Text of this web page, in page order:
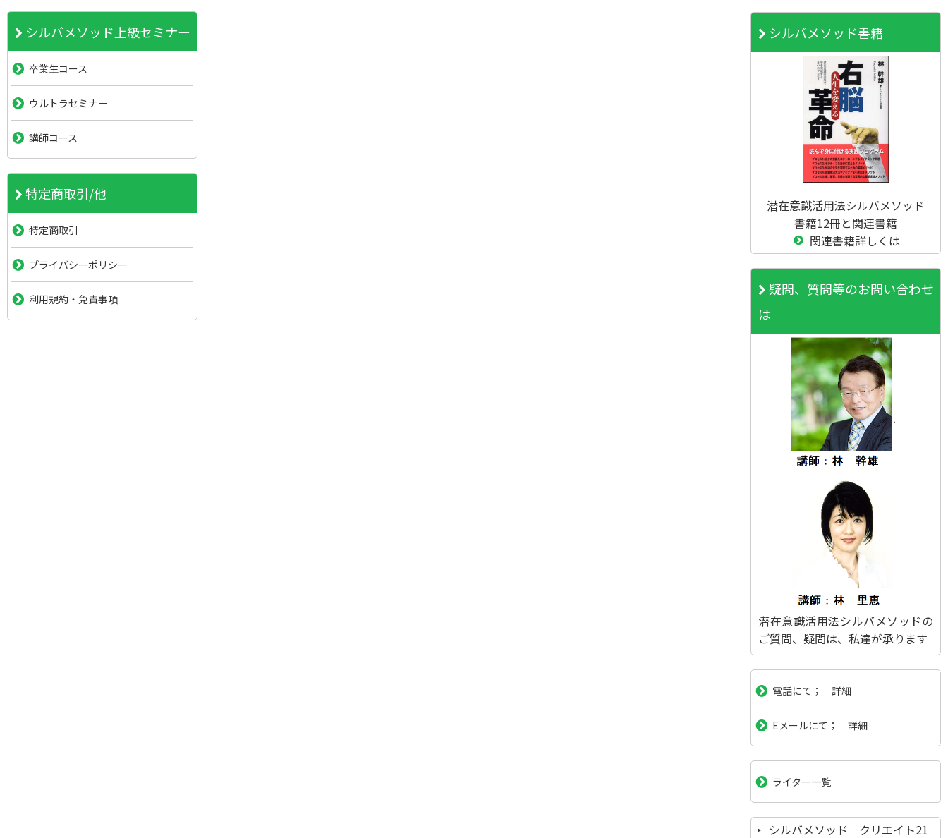
シルバメソッド上級セミナー
卒業生コース
ウルトラセミナー
講師コース
特定商取引/他
特定商取引
プライバシーポリシー
利用規約・免責事項
シルバメソッド書籍
潜在意識活用法シルバメソッド
書籍12冊と関連書籍
関連書籍詳しくは
疑問、質問等のお問い合わせ
は
潜在意識活用法シルバメソッドの
ご質問、疑問は、私達が承ります
電話にて； 詳細
Eメールにて； 詳細
ライター一覧
シルバメソッド クリエイト21